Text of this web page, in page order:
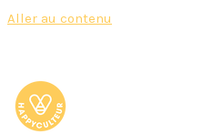
Aller au contenu